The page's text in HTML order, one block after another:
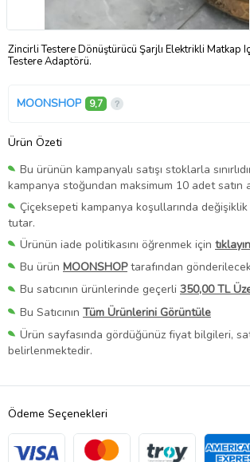
Zincirli Testere Dönüştürücü Şarjlı Elektrikli Matkap
Testere Adaptörü.
MOONSHOP 9,7
Ürün Özeti
Bu ürünün kampanyalı satışı stoklarla
kampanya stoğundan maksimum 10 adet satın
Çiçeksepeti kampanya koşullarında değişiklik
tutar.
Ürünün iade politikasını öğrenmek için
Bu ürün MOONSHOPtarafından
Bu satıcının ürünlerinde geçerli 350,00 TL
Bu Satıcının Tüm Ürünlerini Görüntüle
Ürün sayfasında gördüğünüz fiyat bilgileri,
belirlenmektedir.
Ödeme Seçenekleri